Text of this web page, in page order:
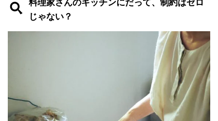
料理家さんのキッチンにだって、制約はゼロ
じゃない？